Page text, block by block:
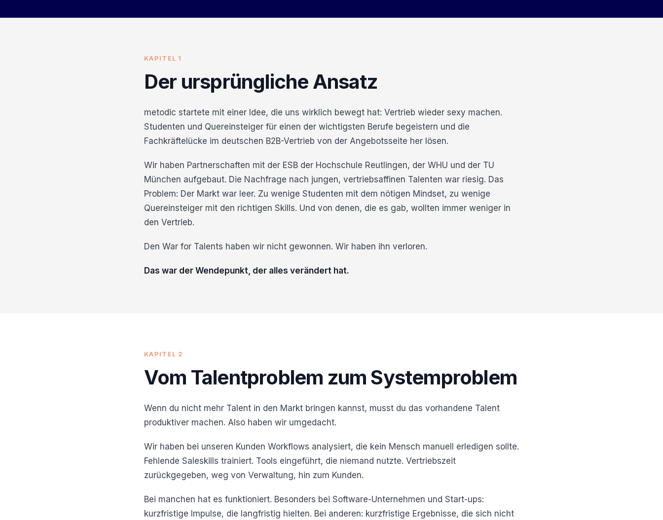
KAPITEL 1
Der ursprüngliche Ansatz
metodic startete mit einer Idee, die uns wirklich bewegt hat: Vertrieb wieder sexy machen.
Studenten und Quereinsteiger für einen der wichtigsten Berufe begeistern und die
Fachkräftelücke im deutschen B2B-Vertrieb von der Angebotsseite her lösen.
Wir haben Partnerschaften mit der ESB der Hochschule Reutlingen, der WHU und der TU
München aufgebaut. Die Nachfrage nach jungen, vertriebsaffinen Talenten war riesig. Das
Problem: Der Markt war leer. Zu wenige Studenten mit dem nötigen Mindset, zu wenige
Quereinsteiger mit den richtigen Skills. Und von denen, die es gab, wollten immer weniger in
den Vertrieb.
Den War for Talents haben wir nicht gewonnen. Wir haben ihn verloren.
Das war der Wendepunkt, der alles verändert hat.
KAPITEL 2
Vom Talentproblem zum Systemproblem
Wenn du nicht mehr Talent in den Markt bringen kannst, musst du das vorhandene Talent
produktiver machen. Also haben wir umgedacht.
Wir haben bei unseren Kunden Workflows analysiert, die kein Mensch manuell erledigen sollte.
Fehlende Saleskills trainiert. Tools eingeführt, die niemand nutzte. Vertriebszeit
zurückgegeben, weg von Verwaltung, hin zum Kunden.
Bei manchen hat es funktioniert. Besonders bei Software-Unternehmen und Start-ups:
kurzfristige Impulse, die langfristig hielten. Bei anderen: kurzfristige Ergebnisse, die sich nicht